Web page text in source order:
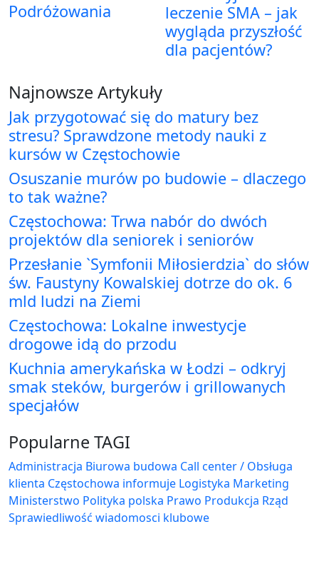
Podróżowania
leczenie SMA – jak
wygląda przyszłość
dla pacjentów?
Najnowsze Artykuły
Jak przygotować się do matury bez
stresu? Sprawdzone metody nauki z
kursów w Częstochowie
Osuszanie murów po budowie – dlaczego
to tak ważne?
Częstochowa: Trwa nabór do dwóch
projektów dla seniorek i seniorów
Przesłanie `Symfonii Miłosierdzia` do słów
św. Faustyny Kowalskiej dotrze do ok. 6
mld ludzi na Ziemi
Częstochowa: Lokalne inwestycje
drogowe idą do przodu
Kuchnia amerykańska w Łodzi – odkryj
smak steków, burgerów i grillowanych
specjałów
Popularne TAGI
Administracja Biurowa budowa Call center / Obsługa
klienta Częstochowa informuje Logistyka Marketing
Ministerstwo Polityka polska Prawo Produkcja Rząd
Sprawiedliwość wiadomosci klubowe